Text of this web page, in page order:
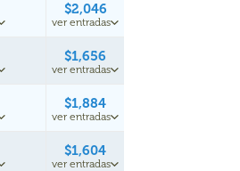
$2,046
ver entradas
$1,656
ver entradas
$1,884
ver entradas
$1,604
ver entradas